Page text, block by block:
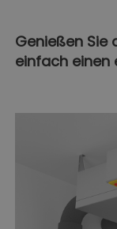
Genießen
einfach einen